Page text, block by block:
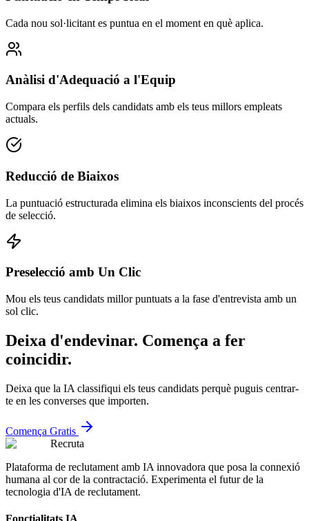
Cada nou sol·licitant es puntua en el moment en què aplica.
Anàlisi d'Adequació a l'Equip
Compara els perfils dels candidats amb els teus millors empleats
actuals.
Reducció de Biaixos
La puntuació estructurada elimina els biaixos inconscients del procés
de selecció.
Preselecció amb Un Clic
Mou els teus candidats millor puntuats a la fase d'entrevista amb un
sol clic.
Deixa d'endevinar. Comença a fer
coincidir.
Deixa que la IA classifiqui els teus candidats perquè puguis centrar-
te en les converses que importen.
Comença Gratis
Recruta
Plataforma de reclutament amb IA innovadora que posa la connexió
humana al cor de la contractació. Experimenta el futur de la
tecnologia d'IA de reclutament.